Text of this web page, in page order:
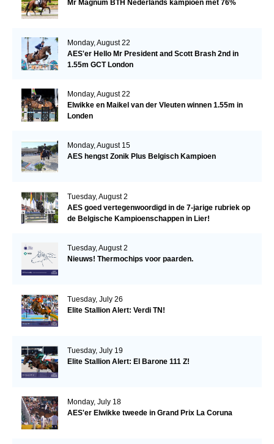
Mr Magnum BTH Nederlands kampioen met 76%
Monday, August 22
AES'er Hello Mr President and Scott Brash 2nd in
1.55m GCT London
Monday, August 22
Elwikke en Maikel van der Vleuten winnen 1.55m in
Londen
Monday, August 15
AES hengst Zonik Plus Belgisch Kampioen
Tuesday, August 2
AES goed vertegenwoordigd in de 7-jarige rubriek op
de Belgische Kampioenschappen in Lier!
Tuesday, August 2
Nieuws! Thermochips voor paarden.
Tuesday, July 26
Elite Stallion Alert: Verdi TN!
Tuesday, July 19
Elite Stallion Alert: El Barone 111 Z!
Monday, July 18
AES'er Elwikke tweede in Grand Prix La Coruna